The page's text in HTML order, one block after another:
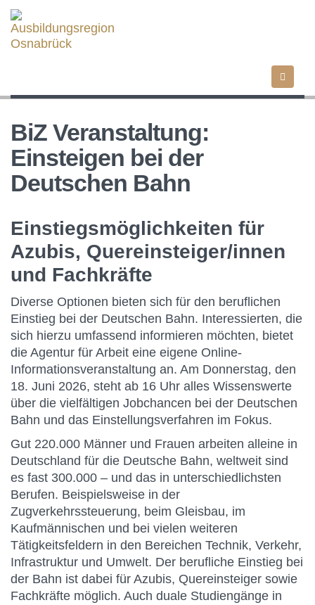
Direkt
zum
Inhalt
BiZ Veranstaltung:
Einsteigen bei der
Deutschen Bahn
Einstiegsmöglichkeiten für
Azubis, Quereinsteiger/innen
und Fachkräfte
Diverse Optionen bieten sich für den beruflichen
Einstieg bei der Deutschen Bahn. Interessierten, die
sich hierzu umfassend informieren möchten, bietet
die Agentur für Arbeit eine eigene Online-
Informationsveranstaltung an. Am Donnerstag, den
18. Juni 2026, steht ab 16 Uhr alles Wissenswerte
über die vielfältigen Jobchancen bei der Deutschen
Bahn und das Einstellungsverfahren im Fokus.
Gut 220.000 Männer und Frauen arbeiten alleine in
Deutschland für die Deutsche Bahn, weltweit sind
es fast 300.000 – und das in unterschiedlichsten
Berufen. Beispielsweise in der
Zugverkehrssteuerung, beim Gleisbau, im
Kaufmännischen und bei vielen weiteren
Tätigkeitsfeldern in den Bereichen Technik, Verkehr,
Infrastruktur und Umwelt. Der berufliche Einstieg bei
der Bahn ist dabei für Azubis, Quereinsteiger sowie
Fachkräfte möglich. Auch duale Studiengänge in